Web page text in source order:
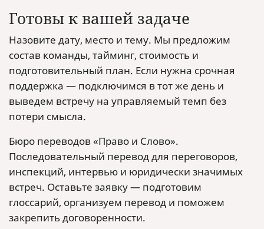
Готовы к вашей задаче
Назовите дату, место и тему. Мы предложим
состав команды, тайминг, стоимость и
подготовительный план. Если нужна срочная
поддержка — подключимся в тот же день и
выведем встречу на управляемый темп без
потери смысла.
Бюро переводов «Право и Слово».
Последовательный перевод для переговоров,
инспекций, интервью и юридически значимых
встреч. Оставьте заявку — подготовим
глоссарий, организуем перевод и поможем
закрепить договоренности.